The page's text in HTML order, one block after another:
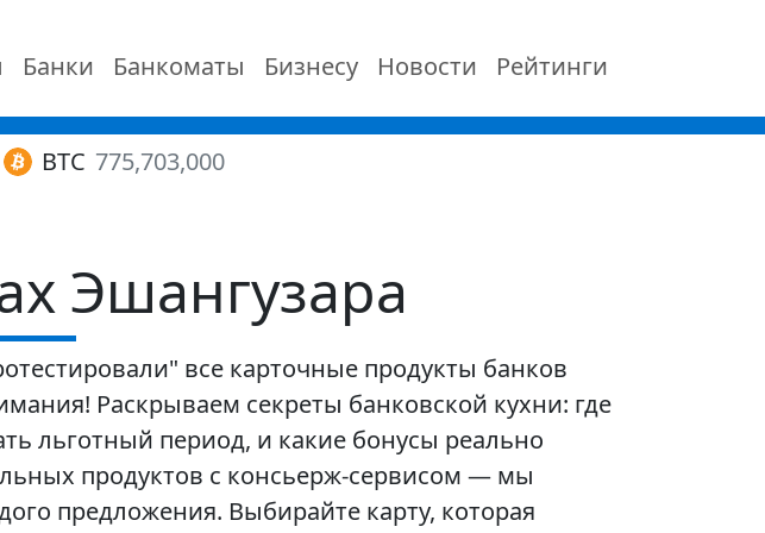
Банки Банкоматы Бизнесу Новости Рейтинги
BTC 775,703,000
Эшангузара
все карточные продукты банков
Раскрываем секреты банковской кухни: где
льготный период, и какие бонусы реально
продуктов с консьерж-сервисом — мы
предложения. Выбирайте карту, которая